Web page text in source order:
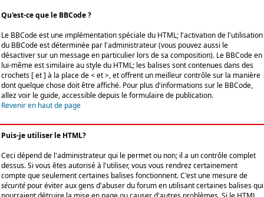
Qu'est-ce que le BBCode ?
Le BBCode est une implémentation spéciale du HTML; l'activation de l'utilisation
du BBCode est déterminée par l'administrateur (vous pouvez aussi le
désactiver sur un message en particulier lors de sa composition). Le BBCode en
lui-même est similaire au style du HTML; les balises sont contenues dans des
crochets [ et ] à la place de < et >, et offrent un meilleur contrôle sur la manière
dont quelque chose doit être affiché. Pour plus d'informations sur le BBCode,
allez voir le guide, accessible depuis le formulaire de publication.
Revenir en haut de page
Puis-je utiliser le HTML?
Ceci dépend de l'administrateur qui le permet ou non; il a un contrôle complet
dessus. Si vous êtes autorisé à l'utiliser, vous vous rendrez certainement
compte que seulement certaines balises fonctionnent. C'est une mesure de
sécurité pour éviter aux gens d'abuser du forum en utilisant certaines balises qui